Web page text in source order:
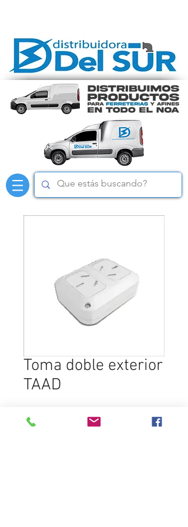
Toma doble exterior
TAAD
Add to Cart